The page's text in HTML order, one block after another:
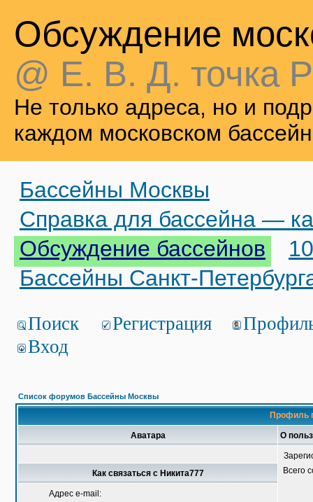
Обсуждение
@ Е. В. Д. точка
Не только адреса, но и
каждом московском
Бассейны Москвы
Справка для бассейна —
Обсуждение бассейнов
Бассейны Санкт-
Поиск Регистрация
Вход
Список форумов Бассейны Москвы
Профиль
Аватара О
Всего
Как связаться с Никита777
Адрес e-mail: